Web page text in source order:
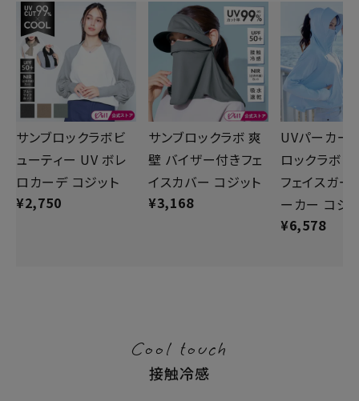
サンブロックラボビ
ューティー UV ボレ
ロカーデ コジット
¥2,750
サンブロックラボ 爽
壁 バイザー付きフェ
イスカバー コジット
¥3,168
UVパーカー
ロックラボ
フェイスガー
ーカー コジ
¥6,578
Cool touch
接触冷感